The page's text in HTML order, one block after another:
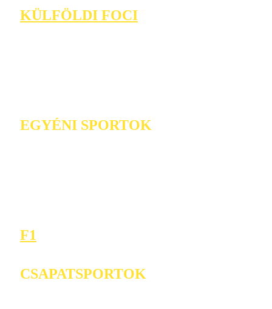
KÜLFÖLDI FOCI
EGYÉNI SPORTOK
F1
CSAPATSPORTOK